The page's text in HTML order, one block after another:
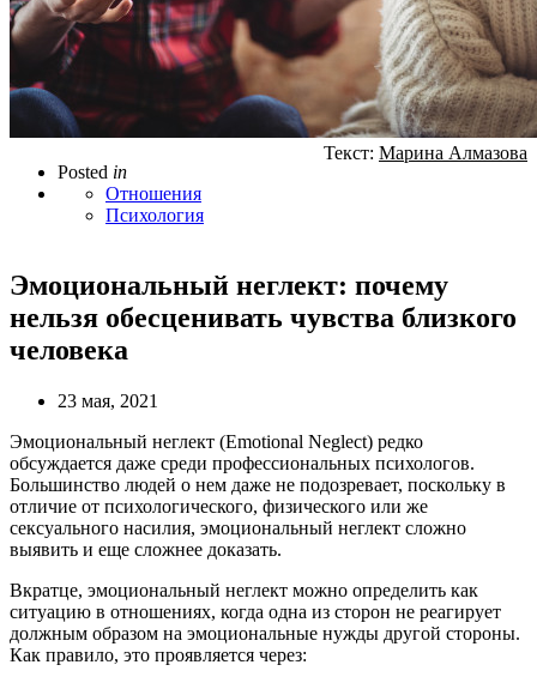
Posted in
Отношения
Психология
Текст: Марина Алмазова
Эмоциональный неглект: почему
нельзя обесценивать чувства близкого
человека
23 мая, 2021
Эмоциональный неглект (Emotional Neglect) редко
обсуждается даже среди профессиональных психологов.
Большинство людей о нем даже не подозревает, поскольку в
отличие от психологического, физического или же
сексуального насилия, эмоциональный неглект сложно
выявить и еще сложнее доказать.
Вкратце, эмоциональный неглект можно определить как
ситуацию в отношениях, когда одна из сторон не реагирует
должным образом на эмоциональные нужды другой стороны.
Как правило, это проявляется через: